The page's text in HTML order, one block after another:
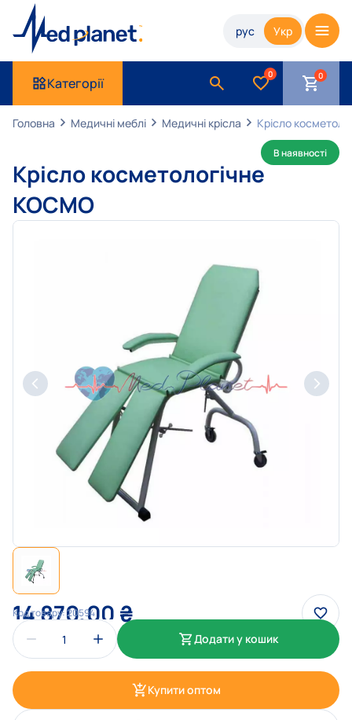
рус Укр
Категорії
0
Головна Медичні меблі Медичні крісла Крісло
В наявності
Крісло косметологічне
КОСМО
14 870,00 ₴
Код товару:20594
Додати у кошик
Купити оптом